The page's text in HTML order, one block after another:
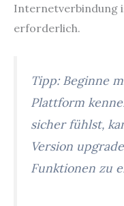
Internetverbindung
erforderlich.
Tipp: Beginne
Plattform
sicher fühlst,
Version
Funktionen zu